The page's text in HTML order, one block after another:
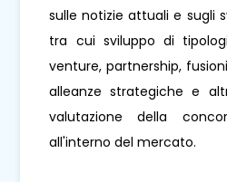
sulle notizie attuali e sugli
tra cui sviluppo di
venture, partnership,
alleanze strategiche e
valutazione della
all'interno del mercato.